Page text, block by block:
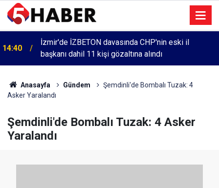
14:40
İzmir'de İZBETON davasında CHP'nin eski il
başkanı dahil 11 kişi gözaltına alındı
Anasayfa Gündem
Şemdinli'de Bombalı Tuzak: 4
Asker Yaralandı
Şemdinli'de Bombalı Tuzak: 4 Asker
Yaralandı